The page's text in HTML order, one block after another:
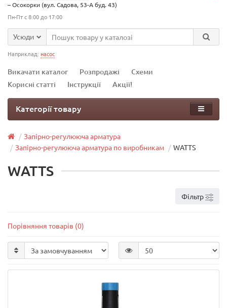
– Осокорки (вул. Садова, 53-А буд. 43)
Пн-Пт с 8:00 до 17:00
Усюди
Наприклад: насос
Викачати каталог Розпродажі
Схеми
Корисні статті
Інструкції Акції!
Категорії товару
Запірно-регулююча арматура
Запірно-регулююча арматура по виробникам
WATTS
WATTS
Фільтр
Порівняння товарів (0)